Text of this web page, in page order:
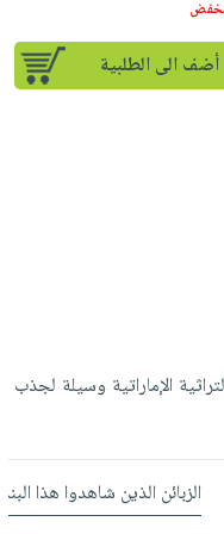
أضف الى الطلبية
الإماراتية وسيلة لجذب
الزبائن الذين شاهدوا هذا